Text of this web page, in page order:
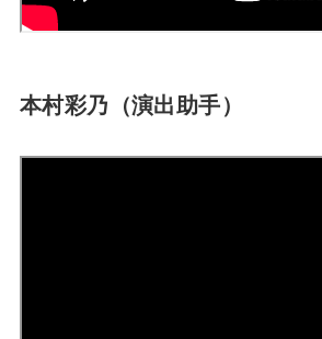
本村彩乃（演出助手）